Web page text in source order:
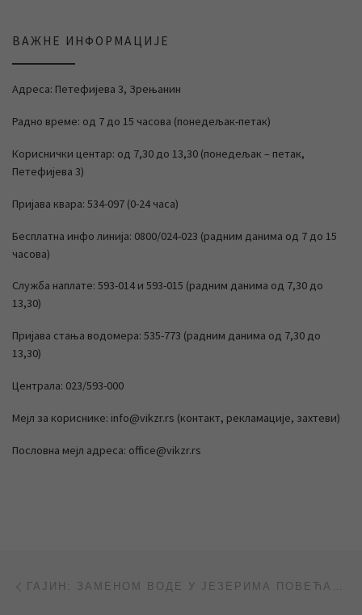
ВАЖНЕ ИНФОРМАЦИЈЕ
Адреса: Петефијева 3, Зрењанин
Радно време: од 7 до 15 часова (понедељак-петак)
Кориснички центар: од 7,30 до 13,30 (понедељак – петак,
Петефијева 3)
Пријава квара: 534-097 (0-24 часа)
Бесплатна инфо линија: 0800/024-023 (радним данима од 7 до 15
часова)
Служба наплате: 593-014 и 593-015 (радним данима од 7,30 до
13,30)
Пријава стања водомера: 535-773 (радним данима од 7,30 до
13,30)
Централа: 023/593-000
Мејл за кориснике: info@vikzr.rs (контакт, рекламације, захтеви)
Пословна мејл адреса: office@vikzr.rs
Post navigation ГАЈИН: ЗАМЕНОМ ВОДЕ У ЈЕЗЕРИМА ПОВЕЋАВАМО ЊЕН КВАЛИТЕТ (ВИДЕО – РТВ САНТОС, РТВ ВОЈВОДИНА, РТС)